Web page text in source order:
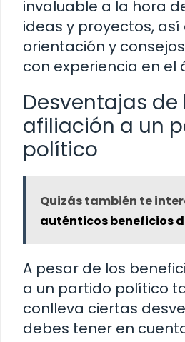
invaluable a la hora
ideas y proyectos,
orientación y
con experiencia en el
Desventajas de
afiliación a un
político
Quizás también te
auténticos beneficios
A pesar de los
a un partido político
conlleva ciertas
debes tener en